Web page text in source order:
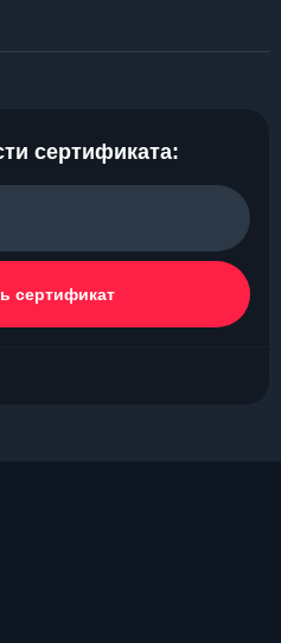
сертификата:
сертификат